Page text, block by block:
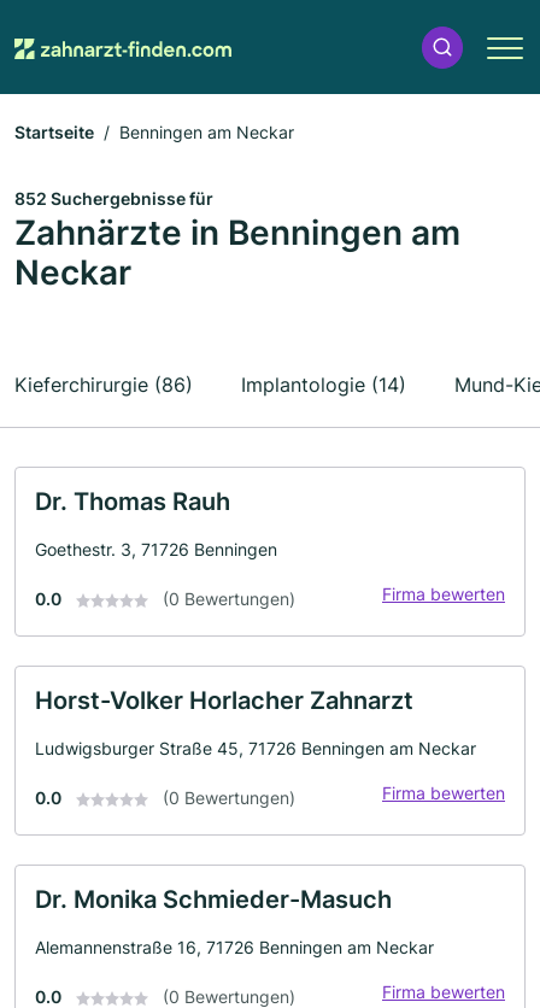
Startseite Benningen am Neckar
852 Suchergebnisse für
Zahnärzte in Benningen am
Neckar
Kieferchirurgie (86) Implantologie (14) Mund-
Dr. Thomas Rauh
Goethestr. 3, 71726 Benningen
0.0 (0 Bewertungen) Firma bewerten
Horst-Volker Horlacher Zahnarzt
Ludwigsburger Straße 45, 71726 Benningen am Neckar
0.0 (0 Bewertungen) Firma bewerten
Dr. Monika Schmieder-Masuch
Alemannenstraße 16, 71726 Benningen am Neckar
0.0 (0 Bewertungen) Firma bewerten